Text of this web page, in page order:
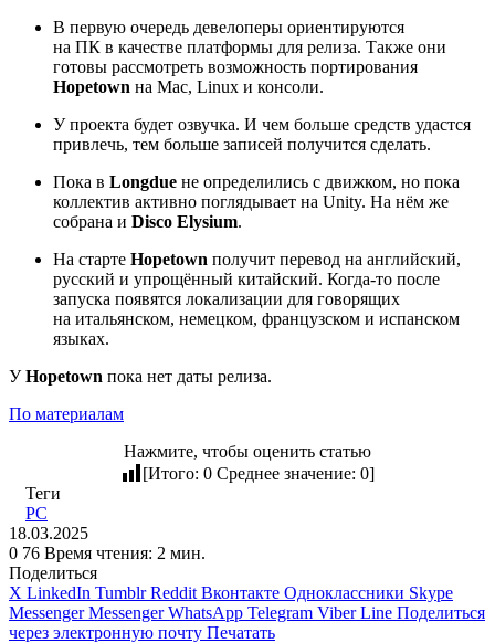
В первую очередь девелоперы ориентируются
на ПК в качестве платформы для релиза. Также они
готовы рассмотреть возможность портирования
Hopetown на Mac, Linux и консоли.
У проекта будет озвучка. И чем больше средств удастся
привлечь, тем больше записей получится сделать.
Пока в Longdue не определились с движком, но пока
коллектив активно поглядывает на Unity. На нём же
собрана и Disco Elysium.
На старте Hopetown получит перевод на английский,
русский и упрощённый китайский. Когда-то после
запуска появятся локализации для говорящих
на итальянском, немецком, французском и испанском
языках.
УHopetown пока нет даты релиза.
По материалам
Нажмите, чтобы оценить статью
[Итого: 0 Среднее значение: 0]
Теги
PC
18.03.2025
0 76 Время чтения: 2 мин.
Поделиться
X LinkedIn Tumblr Reddit Вконтакте Одноклассники Skype
Messenger Messenger WhatsApp Telegram Viber Line Поделиться
через электронную почту Печатать